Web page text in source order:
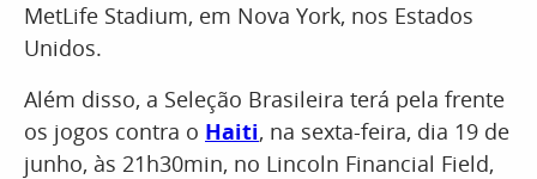
MetLife Stadium, em Nova York, nos Estados
Unidos.
Além disso, a Seleção Brasileira terá pela frente
os jogos contra o Haiti, na sexta-feira, dia 19 de
junho, às 21h30min, no Lincoln Financial Field,